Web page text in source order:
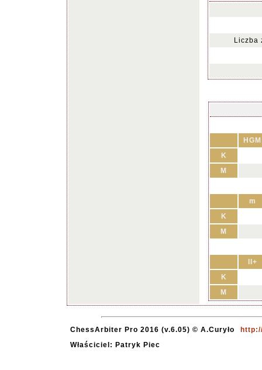
Liczba
HGM
K
M
m
K
M
II+
K
M
ChessArbiter Pro 2016 (v.6.05) © A.Curyło
Właściciel: Patryk Piec